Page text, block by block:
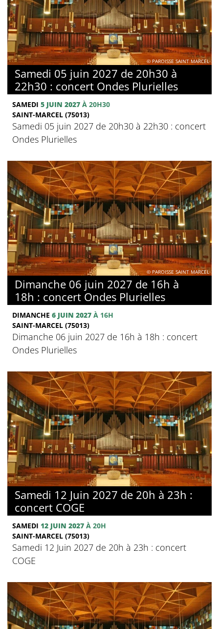
© PAROISSE SAINT MARCEL
Samedi 05 juin 2027 de 20h30 à
22h30 : concert Ondes Plurielles
SAMEDI 5 JUIN 2027 À 20H30
SAINT-MARCEL (75013)
Samedi 05 juin 2027 de 20h30 à 22h30 : concert
Ondes Plurielles
© PAROISSE SAINT MARCEL
Dimanche 06 juin 2027 de 16h à
18h : concert Ondes Plurielles
DIMANCHE 6 JUIN 2027 À 16H
SAINT-MARCEL (75013)
Dimanche 06 juin 2027 de 16h à 18h : concert
Ondes Plurielles
Samedi 12 Juin 2027 de 20h à 23h :
concert COGE
SAMEDI 12 JUIN 2027 À 20H
SAINT-MARCEL (75013)
Samedi 12 Juin 2027 de 20h à 23h : concert
COGE